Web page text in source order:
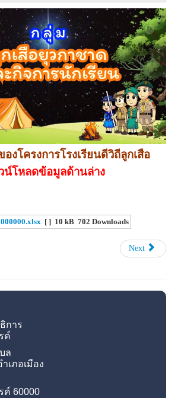
งโครงการโรงเรียนดีวิถีลูกเสือ
น์โหลดข้อมูลด้านล่าง
[ ] 10 kB 702 Downloads
Next
การ
ค์
ล
เภอเมือง
ค์ 60000